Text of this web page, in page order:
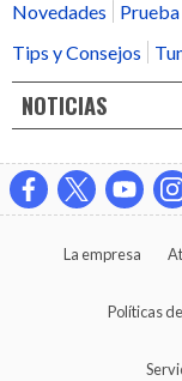
Novedades
Tips y Consejos
NOTICIAS
La empresa
Políticas